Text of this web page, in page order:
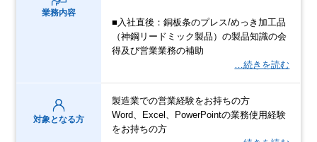
業務内容
■入社直後：銅板条のプレス/めっき加工品
（神鋼リードミック製品）の製品知識の会
得及び営業業務の補助
…続きを読む
対象となる方
製造業での営業経験をお持ちの方
Word、Excel、PowerPointの業務使用経験
をお持ちの方